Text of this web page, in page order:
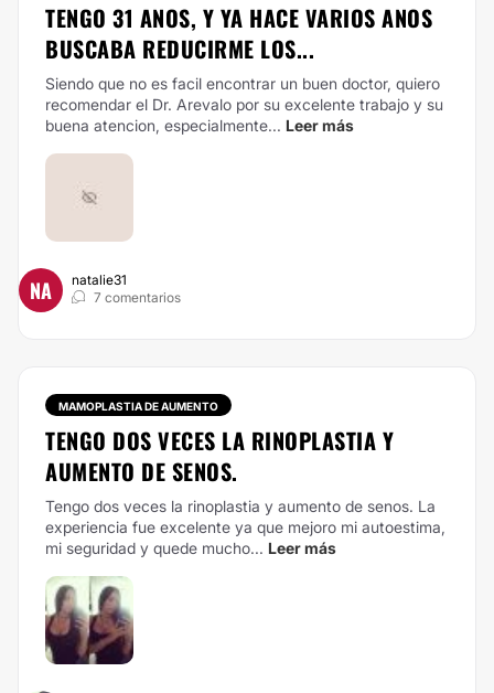
TENGO 31 ANOS, Y YA HACE VARIOS ANOS
BUSCABA REDUCIRME LOS...
Siendo que no es facil encontrar un buen doctor, quiero
recomendar el Dr. Arevalo por su excelente trabajo y su
buena atencion, especialmente... Leer más
NA
natalie31
7 comentarios
MAMOPLASTIA DE AUMENTO
TENGO DOS VECES LA RINOPLASTIA Y
AUMENTO DE SENOS.
Tengo dos veces la rinoplastia y aumento de senos. La
experiencia fue excelente ya que mejoro mi autoestima,
mi seguridad y quede mucho... Leer más